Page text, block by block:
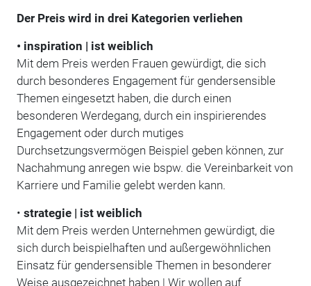
Der Preis wird in drei Kategorien verliehen
• inspiration | ist weiblich
Mit dem Preis werden Frauen gewürdigt, die sich
durch besonderes Engagement für gendersensible
Themen eingesetzt haben, die durch einen
besonderen Werdegang, durch ein inspirierendes
Engagement oder durch mutiges
Durchsetzungsvermögen Beispiel geben können, zur
Nachahmung anregen wie bspw. die Vereinbarkeit von
Karriere und Familie gelebt werden kann.
• strategie | ist weiblich
Mit dem Preis werden Unternehmen gewürdigt, die
sich durch beispielhaften und außergewöhnlichen
Einsatz für gendersensible Themen in besonderer
Weise ausgezeichnet haben | Wir wollen auf